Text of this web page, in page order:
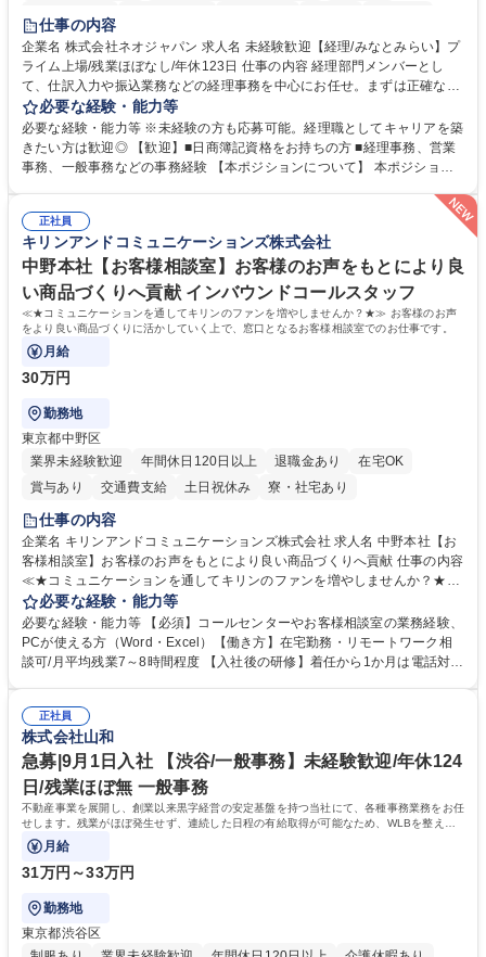
未経験者歓迎
完全週休2日制
交通費支給 駅近5分以内 土日祝休み
服装自由
寮・社宅あり
仕事の内容
企業名 株式会社ネオジャパン 求人名 未経験歓迎【経理/みなとみらい】プ
ライム上場/残業ほぼなし/年休123日 仕事の内容 経理部門メンバーとし
て、仕訳入力や振込業務などの経理事務を中心にお任せ。まずは正確な入
力・確認業務からスタートし、既存メンバーと一緒に業務を進めながら段
階的に経理知識を身につけていただきます。 【具体的には】 ■社内稟議に
基づく仕訳入力 ■月末の振込業務 ■明細作成 ■伝票処理、記帳業務 ■既存
メンバーの業務サポート 【将来的には】 ■月次決算補助 ■四半期・年次決
算補助 ※3～5年程度を目安に、徐々に決算業務へ業務範囲を広げていく
想定です。 募集職種 未経験歓迎【経理/みなとみらい】プライム上場/残業
ほぼなし/年休123日
必要な経験・能力等
必要な経験・能力等 ※未経験の方も応募可能。経理職としてキャリアを築
きたい方は歓迎◎ 【歓迎】■日商簿記資格をお持ちの方 ■経理事務、営業
事務、一般事務などの事務経験 【本ポジションについて】 本ポジション
タートできる点です。まずは仕訳入力や振込業務など基礎的な業務から担
当し、3～5年をかけて月次決算・四半期決算・開示資料作成補助などへス
テップアップできます。また、残業は通常月ほぼなく、決算月でも10時間
未満のため、無理なく経理として専門性を身につけられる環境です。 学
歴・資格 学歴：大学院 大学 高専 短大 専修学校 高校 語学力： 資格：日商
簿記検定1級 日商簿記検定2級
正社員
キリンアンドコミュニケーションズ株式会社
中野本社【お客様相談室】お客様のお声をもとにより良
い商品づくりへ貢献 インバウンドコールスタッフ
≪★コミュニケーションを通してキリンのファンを増やしませんか？★≫ お客様のお声
をより良い商品づくりに活かしていく上で、窓口となるお客様相談室でのお仕事です。
月給
30万円
勤務地
東京都中野区
業界未経験歓迎
年間休日120日以上 退職金あり
在宅OK
賞与あり
交通費支給 土日祝休み 寮・社宅あり
仕事の内容
企業名 キリンアンドコミュニケーションズ株式会社 求人名 中野本社【お
客様相談室】お客様のお声をもとにより良い商品づくりへ貢献 仕事の内容
≪★コミュニケーションを通してキリンのファンを増やしませんか？★≫
お客様のお声をより良い商品づくりに活かしていく上で、窓口となるお客
様相談室でのお仕事です。 日々お客様からいただくキリングループへのご
意見を、企業活動に活かしています。お客様からの声に迅速かつ誠意をも
って対応、情報提供するとともにグループ内活動に反映しています。 【具
平均100件前後■メール・手紙：同上40件前後 募集職種 中野本社【お客様
相談室】お客様のお声をもとにより良い商品づくりへ貢献
必要な経験・能力等
必要な経験・能力等 【必須】コールセンターやお客様相談室の業務経験、
PCが使える方（Word・Excel）【働き方】在宅勤務・リモートワーク相
談可/月平均残業7～8時間程度 【入社後の研修】着任から1か月は電話対応
すのでご安心ください。 【当社について】キリングループの広報機能を担
う会社として、お客様との出会いを大切にし、磨き上げたホスピタリティ
を込めてコミュニケーションをとりながら広報関連業務を行っておりま
す。 学歴・資格 学歴：大学院 大学 高専 短大 専修学校 高校 語学力： 資
格：
正社員
株式会社山和
急募|9月1日入社 【渋谷/一般事務】未経験歓迎/年休124
日/残業ほぼ無 一般事務
不動産事業を展開し、創業以来黒字経営の安定基盤を持つ当社にて、各種事務業務をお任
せします。残業がほぼ発生せず、連続した日程の有給取得が可能なため、WLBを整えた
い方にお勧めの環境です！
月給
31万円～33万円
勤務地
東京都渋谷区